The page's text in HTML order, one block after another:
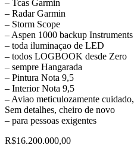
– Tcas Garmin
– Radar Garmin
– Storm Scope
– Aspen 1000 backup Instruments
– toda iluminaçao de LED
– todos LOGBOOK desde Zero
– sempre Hangarada
– Pintura Nota 9,5
– Interior Nota 9,5
– Aviao meticulozamente cuidado,
Sem detalhes, cheiro de novo
– para pessoas exigentes
R$16.200.000,00